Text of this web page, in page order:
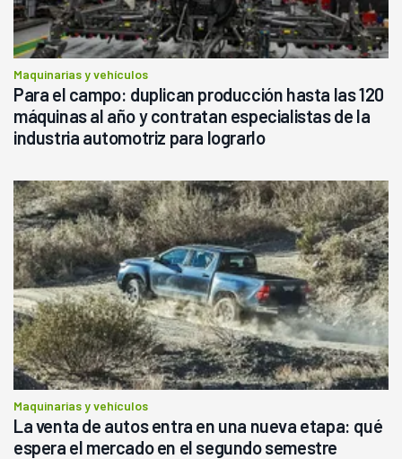
Maquinarias y vehículos
Para el campo: duplican producción hasta las 120
máquinas al año y contratan especialistas de la
industria automotriz para lograrlo
Maquinarias y vehículos
La venta de autos entra en una nueva etapa: qué
espera el mercado en el segundo semestre